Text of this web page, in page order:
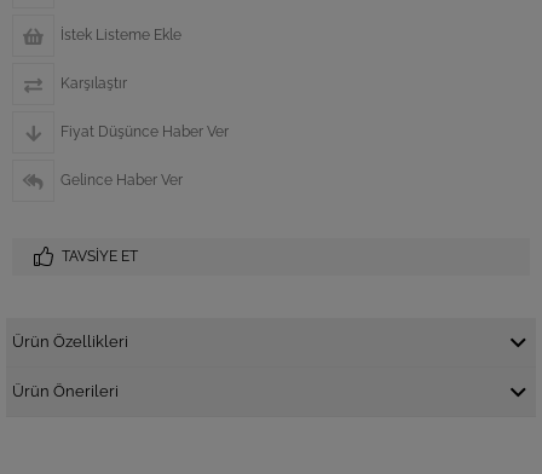
İstek Listeme Ekle
Karşılaştır
Fiyat Düşünce Haber Ver
Gelince Haber Ver
TAVSIYE ET
Ürün Özellikleri
Ürün Önerileri